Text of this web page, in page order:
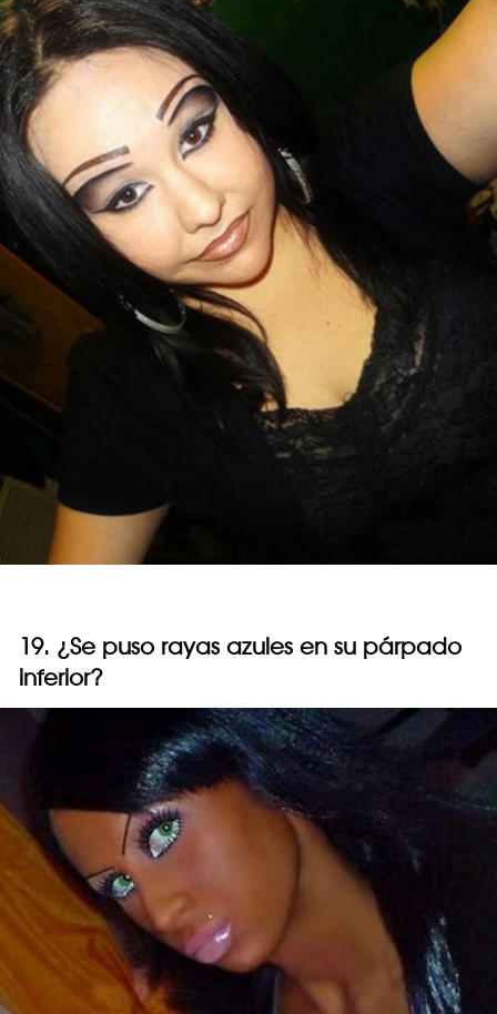
19. ¿Se puso rayas azules en su párpado
inferior?